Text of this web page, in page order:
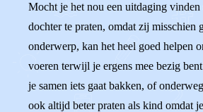
Mocht je het nou een uitdaging vinden
dochter te praten, omdat zij misschien
onderwerp, kan het heel goed helpen
voeren terwijl je ergens mee bezig
je samen iets gaat bakken, of
ook altijd beter praten als kind omdat